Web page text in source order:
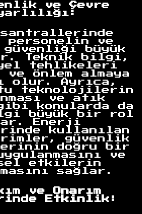
ve Çevre
personelin ve
güvenliği büyük
Teknik bilgi,
tehlikeleri
ve önlem almaya
olur. Ayrıca,
teknolojilerin
ve atık
konularda da
büyük bir rol
Enerji
kullanılan
güvenlik
doğru bir
ve
etkilerin
sağlar.
ve Onarım
Etkinlik: